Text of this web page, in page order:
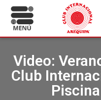
Video:
Club